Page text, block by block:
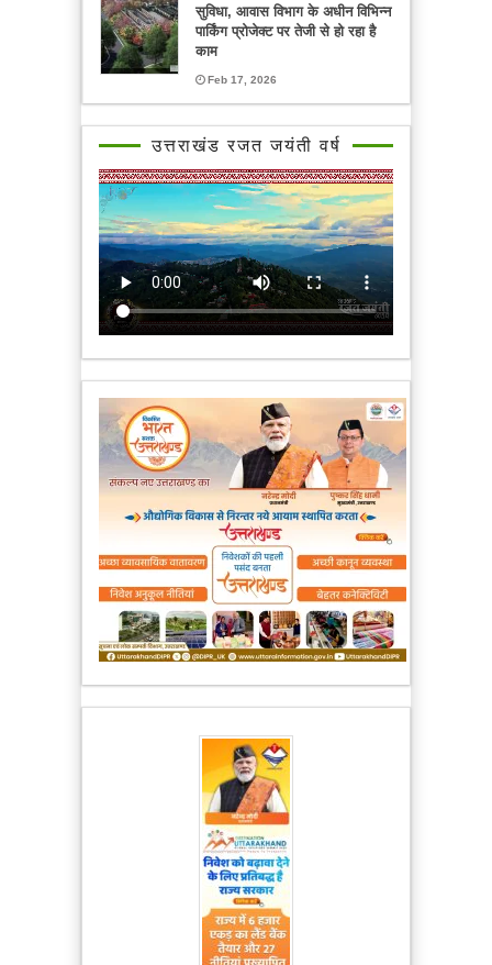
सुविधा, आवास विभाग के अधीन विभिन्न
पार्किंग प्रोजेक्ट पर तेजी से हो रहा है
काम
Feb 17, 2026
उत्तराखंड रजत जयंती वर्ष